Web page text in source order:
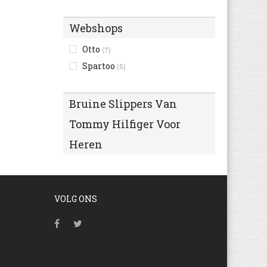
Pepe Jeans(19)
Pikolinos
Puma(6)
Rip Curl(2)
Timberland
Webshops
Otto (7)
Spartoo (5)
Bruine Slippers Van
Tommy Hilfiger Voor
Heren
VOLG ONS